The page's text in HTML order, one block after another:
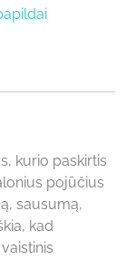
kurio paskirtis
pojūčius
sausumą,
kad